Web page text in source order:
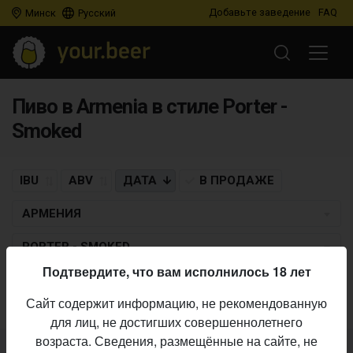
Минск Русский Добавьте заведение FAQ
Пиво в Armenia в стиле Porter -
Smoked
IBU ABV ДАТА В ПРОДАЖЕ
АРМЕНИЯ
PORTER - SMOKED
Пиво по заданным критериям не найдено
Подтвердите, что вам исполнилось 18 лет
Сайт содержит информацию, не рекомендованную
для лиц, не достигших совершеннолетнего
возраста. Сведения, размещённые на сайте, не